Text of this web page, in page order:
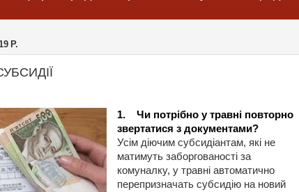
Р.
1. Чи потрібно у травні повторно
звертатися з документами?
Усім діючим субсидіантам, які не
матимуть заборгованості за
комуналку, у травні автоматично
перепризначать субсидію на новий